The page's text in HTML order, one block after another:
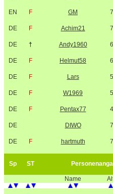
EN F GM
DE F Achim21
DE † Andy1960
DE F Helmut58
DE F Lars
DE F W1969
DE F Pentax77
DE DIWO
DE F hartmuth
Sp ST
Name